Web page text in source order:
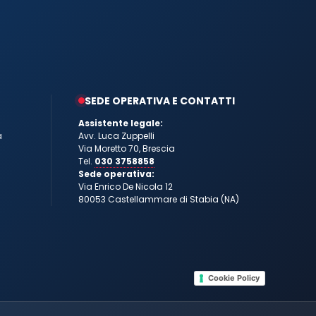
SEDE OPERATIVA E CONTATTI
Assistente legale:
Avv. Luca Zuppelli
Via Moretto 70, Brescia
Tel. 030 3758858
Sede operativa:
Via Enrico De Nicola 12
80053 Castellammare di Stabia (NA)
Cookie Policy